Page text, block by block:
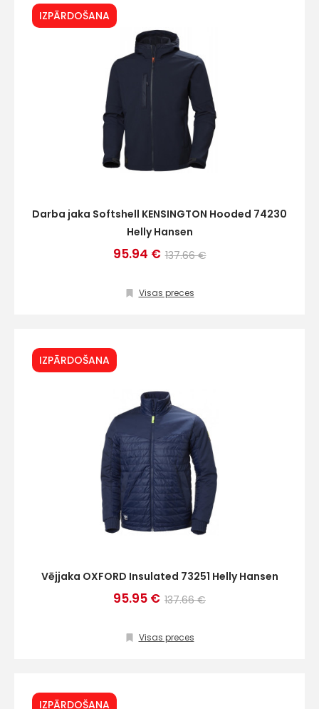
IZPĀRDOŠANA
Darba jaka Softshell KENSINGTON Hooded 74230
Helly Hansen
95.94 € 137.66 €
Visas preces
IZPĀRDOŠANA
Vējjaka OXFORD Insulated 73251 Helly Hansen
95.95 € 137.66 €
Visas preces
IZPĀRDOŠANA